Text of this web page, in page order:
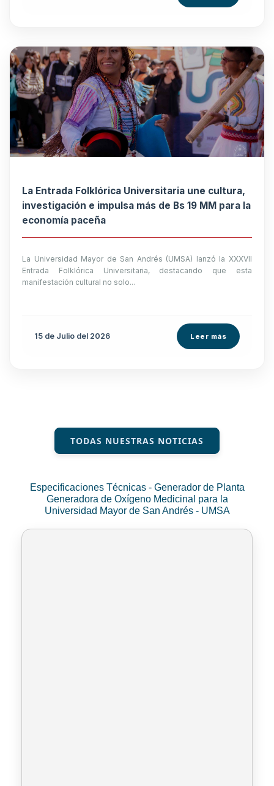
La Entrada Folklórica Universitaria une cultura,
investigación e impulsa más de Bs 19 MM para la
economía paceña
La Universidad Mayor de San Andrés (UMSA) lanzó la XXXVII
Entrada Folklórica Universitaria, destacando que esta
manifestación cultural no solo...
15 de Julio del 2026 Leer más
TODAS NUESTRAS NOTICIAS
Especificaciones Técnicas - Generador de Planta
Generadora de Oxígeno Medicinal para la
Universidad Mayor de San Andrés - UMSA